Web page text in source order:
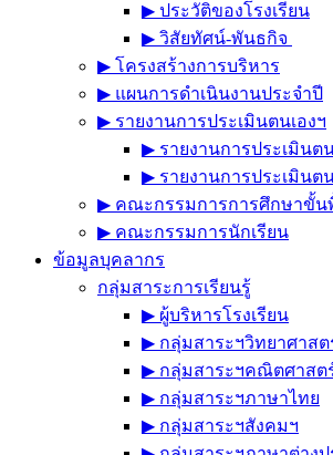
▶︎ ประวัติของโรงเรียน
▶︎ วิสัยทัศน์-พันธกิจ
▶︎ โครงสร้างการบริหาร
▶︎ แผนการดำเนินงานประจำปี
▶︎ รายงานการประเมินตนเองฯ
▶︎ รายงานการประเมินตน
▶︎ รายงานการประเมินตน
▶︎ คณะกรรมการการศึกษาขั้น
▶︎ คณะกรรมการนักเรียน
ข้อมูลบุคลากร
กลุ่มสาระการเรียนรู้
▶︎ ผู้บริหารโรงเรียน
▶︎ กลุ่มสาระฯวิทยาศาสต
▶︎ กลุ่มสาระฯคณิตศาสต
▶︎ กลุ่มสาระฯภาษาไทย
▶︎ กลุ่มสาระฯสังคมฯ